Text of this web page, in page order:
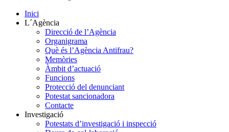
Inici
L´Agència
Direcció de l’Agència
Organigrama
Què és l’Agència Antifrau?
Memòries
Àmbit d’actuació
Funcions
Protecció del denunciant
Potestat sancionadora
Contacte
Investigació
Potestats d’investigació i inspecció